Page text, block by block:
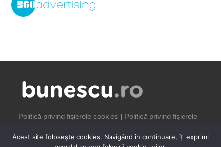
Politică privind fișierele cookies | Politică privind fișierele
Acest site folosește cookies. Navigând în continuare, îți exprimi